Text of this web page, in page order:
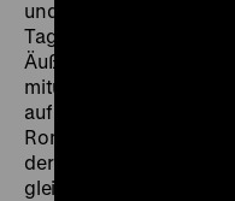
und Realitäten mischen
Tagtraumschnipsel
Äußeres sind in
mitunter unentwirrbar.
auf Landgang in die
Romanfiguren oder
der sich zusehends
gleich über den Weg?